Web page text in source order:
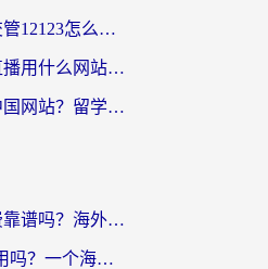
在海外如果使用交管12123怎么处理？留学生亲测有效的回国加速方案
海外看国内电视直播用什么网站比较好？一篇解决你所有追剧难题的实用指南
在国外如何打开中国网站？留学生与海外华人的无缝访问指南
雷霆加速下载免费靠谱吗？海外党选回国加速器的避坑指南（附热门工具对比）
NordVPN 回国能用吗？一个海外用户必须面对的真实困境